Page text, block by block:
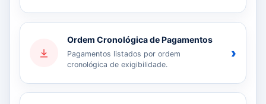
Ordem Cronológica de Pagamentos
Pagamentos listados por ordem
cronológica de exigibilidade.
›